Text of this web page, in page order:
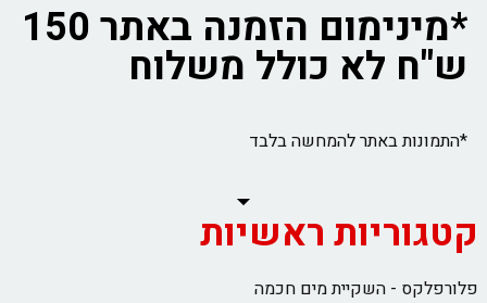
*מינימום הזמנה באתר 150
ש"ח לא כולל משלוח
*התמונות באתר להמחשה בלבד
קטגוריות ראשיות
פלורפלקס - השקיית מים חכמה